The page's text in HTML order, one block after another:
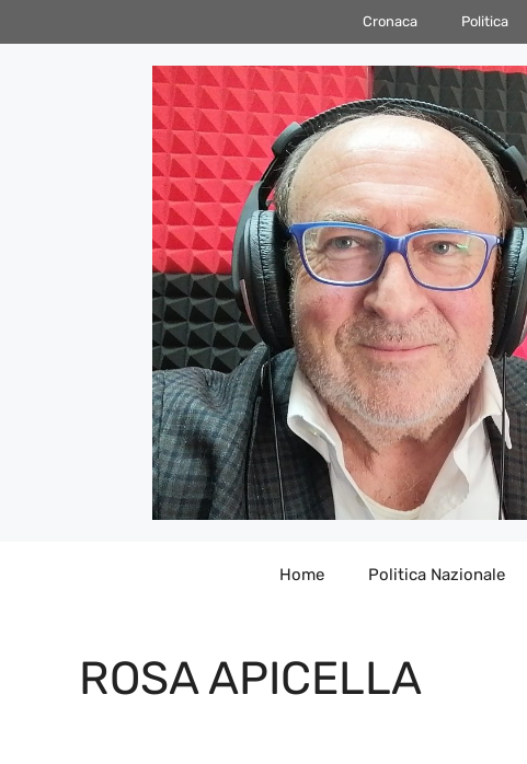
al
Cronaca Politica
Home Politica Nazionale
ROSA APICELLA